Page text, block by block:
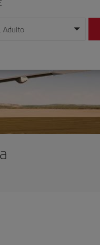
día/mes/año
Adulto